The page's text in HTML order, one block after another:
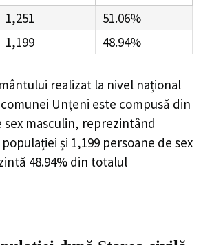
1,251
51.06%
1,199 48.94%
realizat la nivel național
Unțeni este compusă din
sex masculin, reprezintând
și 1,199 persoane de sex
48.94% din totalul